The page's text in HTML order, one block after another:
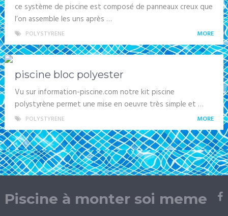
ce système de piscine est composé de panneaux creux que
l’on assemble les uns après …
POLYSTYRENE MORE
piscine bloc polyester
Vu sur information-piscine.com notre kit piscine
polystyrène permet une mise en oeuvre très simple et …
POLYSTYRENE MORE
Piscine à monter soi meme